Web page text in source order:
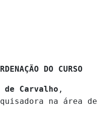
DO CURSO
Carvalho ,
na área de